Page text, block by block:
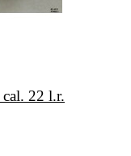
22 l.r.